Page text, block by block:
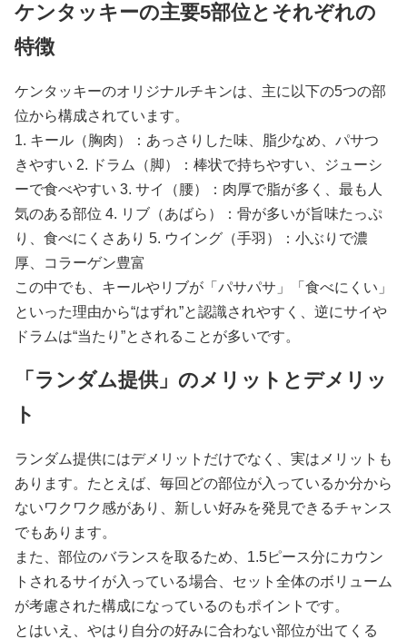
ケンタッキーの主要5部位とそれぞれの
特徴
ケンタッキーのオリジナルチキンは、主に以下の5つの部
位から構成されています。
1. キール（胸肉）：あっさりした味、脂少なめ、パサつ
きやすい 2. ドラム（脚）：棒状で持ちやすい、ジューシ
ーで食べやすい 3. サイ（腰）：肉厚で脂が多く、最も人
気のある部位 4. リブ（あばら）：骨が多いが旨味たっぷ
り、食べにくさあり 5. ウイング（手羽）：小ぶりで濃
厚、コラーゲン豊富
この中でも、キールやリブが「パサパサ」「食べにくい」
といった理由から“はずれ”と認識されやすく、逆にサイや
ドラムは“当たり”とされることが多いです。
「ランダム提供」のメリットとデメリッ
ト
ランダム提供にはデメリットだけでなく、実はメリットも
あります。たとえば、毎回どの部位が入っているか分から
ないワクワク感があり、新しい好みを発見できるチャンス
でもあります。
また、部位のバランスを取るため、1.5ピース分にカウン
トされるサイが入っている場合、セット全体のボリューム
が考慮された構成になっているのもポイントです。
とはいえ、やはり自分の好みに合わない部位が出てくる